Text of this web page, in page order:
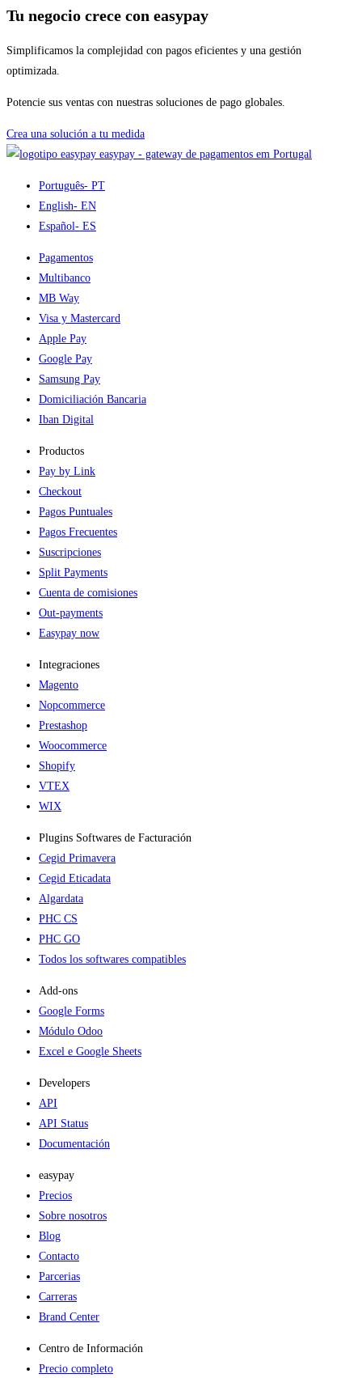
Tu negocio crece con easypay
Simplificamos la complejidad con pagos eficientes y una gestión
optimizada.
Potencie sus ventas con nuestras soluciones de pago globales.
Crea una solución a tu medida
easypay - gateway de pagamentos em Portugal
Português- PT
English- EN
Español- ES
Pagamentos
Multibanco
MB Way
Visa y Mastercard
Apple Pay
Google Pay
Samsung Pay
Domiciliación Bancaria
Iban Digital
Productos
Pay by Link
Checkout
Pagos Puntuales
Pagos Frecuentes
Suscripciones
Split Payments
Cuenta de comisiones
Out-payments
Easypay now
Integraciones
Magento
Nopcommerce
Prestashop
Woocommerce
Shopify
VTEX
WIX
Plugins Softwares de Facturación
Cegid Primavera
Cegid Eticadata
Algardata
PHC CS
PHC GO
Todos los softwares compatibles
Add-ons​
Google Forms
Módulo Odoo
Excel e Google Sheets
Developers
API
API Status
Documentación
easypay
Precios
Sobre nosotros
Blog
Contacto
Parcerias
Carreras
Brand Center
Centro de Información
Precio completo